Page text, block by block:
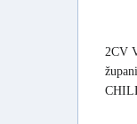
2CV